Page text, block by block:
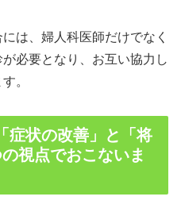
は、婦人科医師だけでなく
必要となり、お互い協力し
。
症状の改善」と「将
視点でおこないま